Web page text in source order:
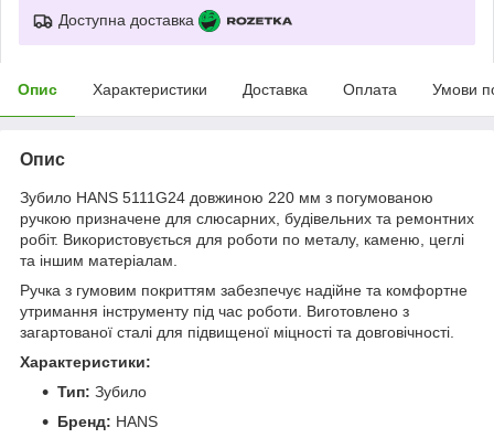
Доступна доставка
Опис Характеристики Доставка Оплата Умови
Опис
Зубило HANS 5111G24 довжиною 220 мм з погумованою
ручкою призначене для слюсарних, будівельних та ремонтних
робіт. Використовується для роботи по металу, каменю, цеглі
та іншим матеріалам.
Ручка з гумовим покриттям забезпечує надійне та комфортне
утримання інструменту під час роботи. Виготовлено з
загартованої сталі для підвищеної міцності та довговічності.
Характеристики:
Тип: Зубило
Бренд: HANS